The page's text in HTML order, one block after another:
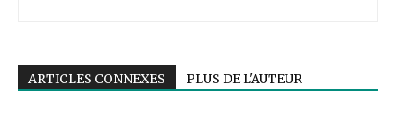
ARTICLES CONNEXES PLUS DE L'AUTEUR